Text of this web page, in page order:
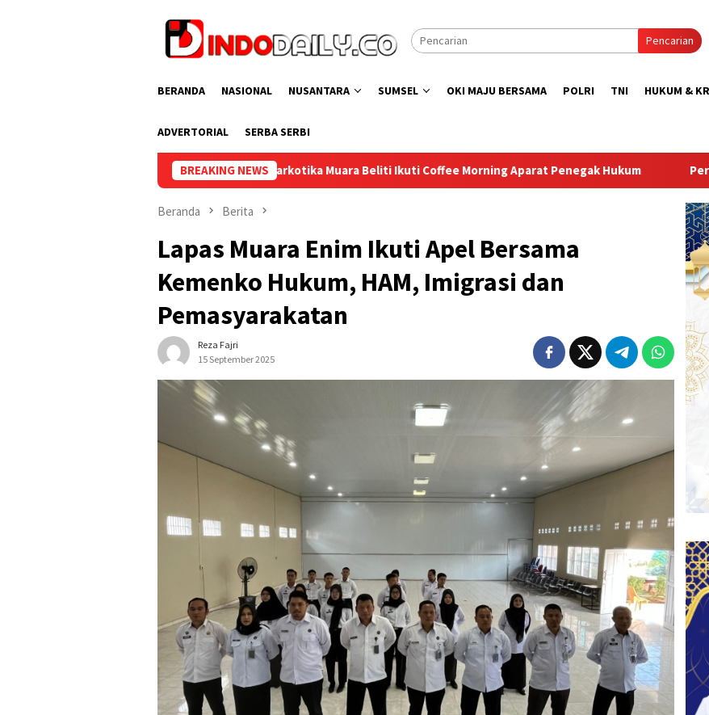
Pencarian
BERANDA NASIONAL NUSANTARA SUMSEL OKI MAJU BERSAMA POLRI TNI HUKUM &
ADVERTORIAL SERBA SERBI
BREAKING NEWS
Persepsi, Lapas Narkotika Muara Beliti Ikuti Coffee Morning Aparat Penegak Hukum Perkuat Sinergi, Lapas Kelas I
Beranda Berita
Lapas Muara Enim Ikuti Apel Bersama
Kemenko Hukum, HAM, Imigrasi dan
Pemasyarakatan
Reza Fajri
15 September 2025